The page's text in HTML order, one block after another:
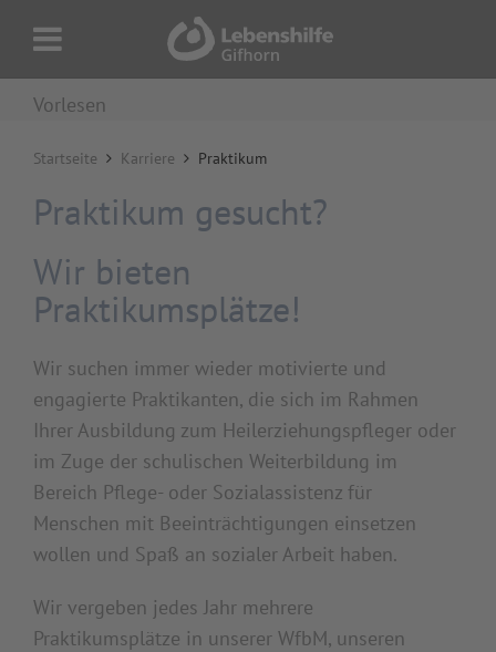
Vorlesen
Startseite Karriere Praktikum
Praktikum gesucht?
Wir bieten
Praktikumsplätze!
Wir suchen immer wieder motivierte und
engagierte Praktikanten, die sich im Rahmen
Ihrer Ausbildung zum Heilerziehungspfleger oder
im Zuge der schulischen Weiterbildung im
Bereich Pflege- oder Sozialassistenz für
Menschen mit Beeinträchtigungen einsetzen
wollen und Spaß an sozialer Arbeit haben.
Wir vergeben jedes Jahr mehrere
Praktikumsplätze in unserer WfbM, unseren